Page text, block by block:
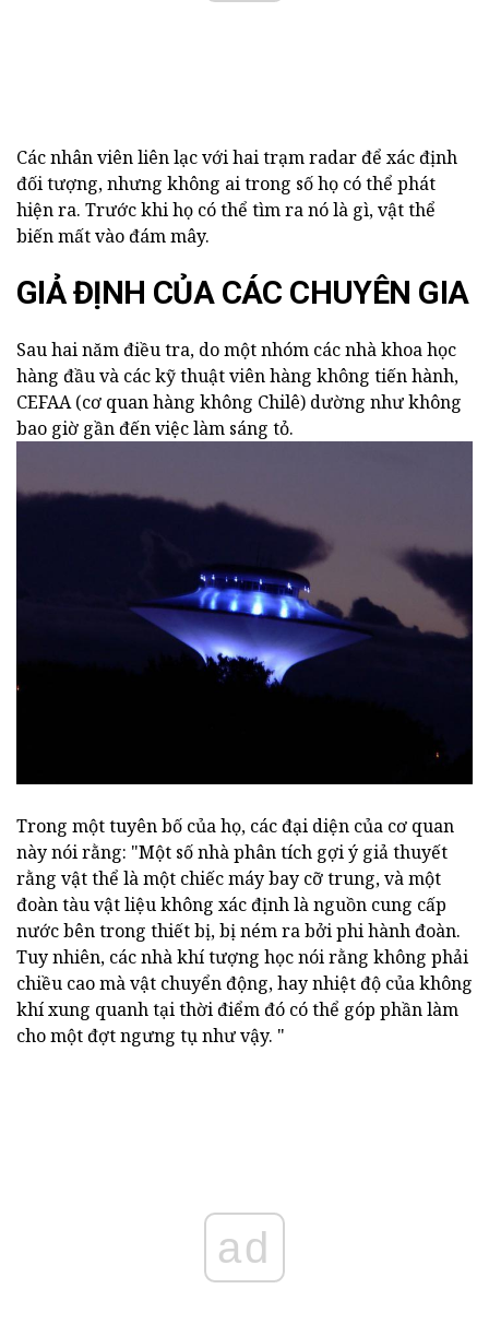
Các nhân viên liên lạc với hai trạm radar để xác định
đối tượng, nhưng không ai trong số họ có thể phát
hiện ra. Trước khi họ có thể tìm ra nó là gì, vật thể
biến mất vào đám mây.
GIẢ ĐỊNH CỦA CÁC CHUYÊN GIA
Sau hai năm điều tra, do một nhóm các nhà khoa học
hàng đầu và các kỹ thuật viên hàng không tiến hành,
CEFAA (cơ quan hàng không Chilê) dường như không
bao giờ gần đến việc làm sáng tỏ.
Trong một tuyên bố của họ, các đại diện của cơ quan
này nói rằng: "Một số nhà phân tích gợi ý giả thuyết
rằng vật thể là một chiếc máy bay cỡ trung, và một
đoàn tàu vật liệu không xác định là nguồn cung cấp
nước bên trong thiết bị, bị ném ra bởi phi hành đoàn.
Tuy nhiên, các nhà khí tượng học nói rằng không phải
chiều cao mà vật chuyển động, hay nhiệt độ của không
khí xung quanh tại thời điểm đó có thể góp phần làm
cho một đợt ngưng tụ như vậy. "
ad